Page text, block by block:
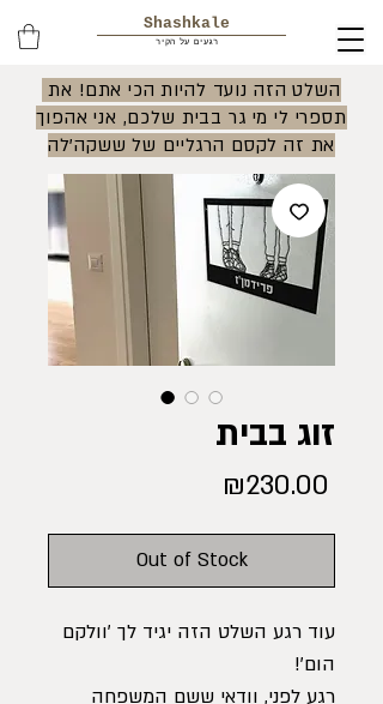
Shashkale
רגעים על הקיר
השלט הזה נועד להיות הכי אתם! את
תספרי לי מי גר בבית שלכם, אני אהפוך
את זה לקסם הרגליים של ששקה'לה
זוג בבית
₪230.00
Out of Stock
עוד רגע השלט הזה יגיד לך 'וולקם
הום'!
רגע לפני, וודאי ששם המשפחה